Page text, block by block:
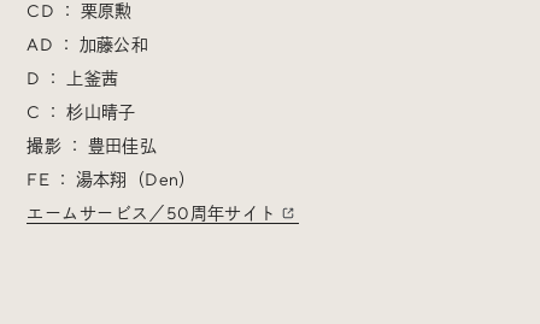
「iDID RADIO」を隔週で公開中！
題になったサイトなどを30分でお届けします。
CD ： 栗原勲
AD ： 加藤公和
D ： 上釜茜
C ： 杉山晴子
撮影 ： 豊田佳弘
FE ： 湯本翔（Den）
エームサービス／50周年サイト